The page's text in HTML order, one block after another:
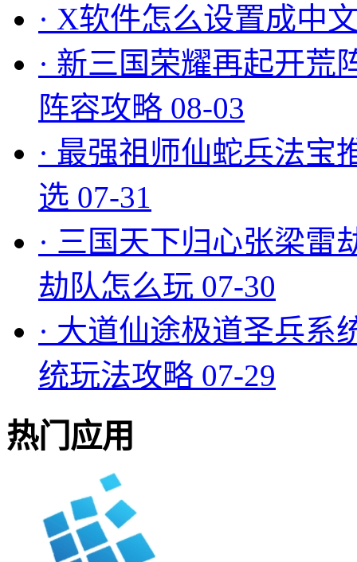
· X软件怎么设置成中
· 新三国荣耀再起开荒
阵容攻略 08-03
· 最强祖师仙蛇兵法宝
选 07-31
· 三国天下归心张梁雷
劫队怎么玩 07-30
· 大道仙途极道圣兵系
统玩法攻略 07-29
热门应用